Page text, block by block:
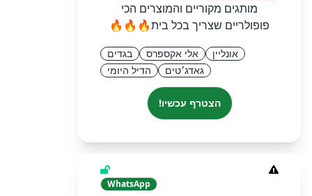
מותגים מקוריים והמוצרים הכי
פופולריים שצריך בכל בית🔥🔥🔥
אונליין אלי אקספרס
בגדים
גאדג׳טים
הדיל היומי
הצטרף עכשיו!
WhatsApp